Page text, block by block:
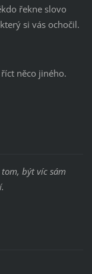
řekne slovo
si vás ochočil.
něco jiného.
být víc sám